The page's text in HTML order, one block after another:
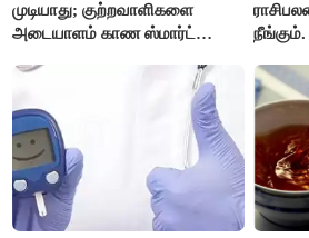
முடியாது; குற்றவாளிகளை
அடையாளம் காண ஸ்மார்ட்